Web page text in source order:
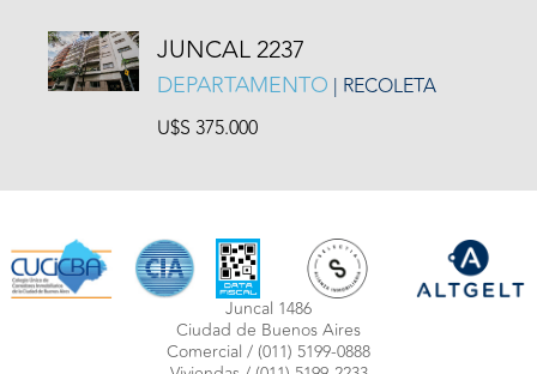
JUNCAL 2237
DEPARTAMENTO | RECOLETA
U$S 375.000
Juncal 1486
Ciudad de Buenos Aires
Comercial /(011) 5199-0888